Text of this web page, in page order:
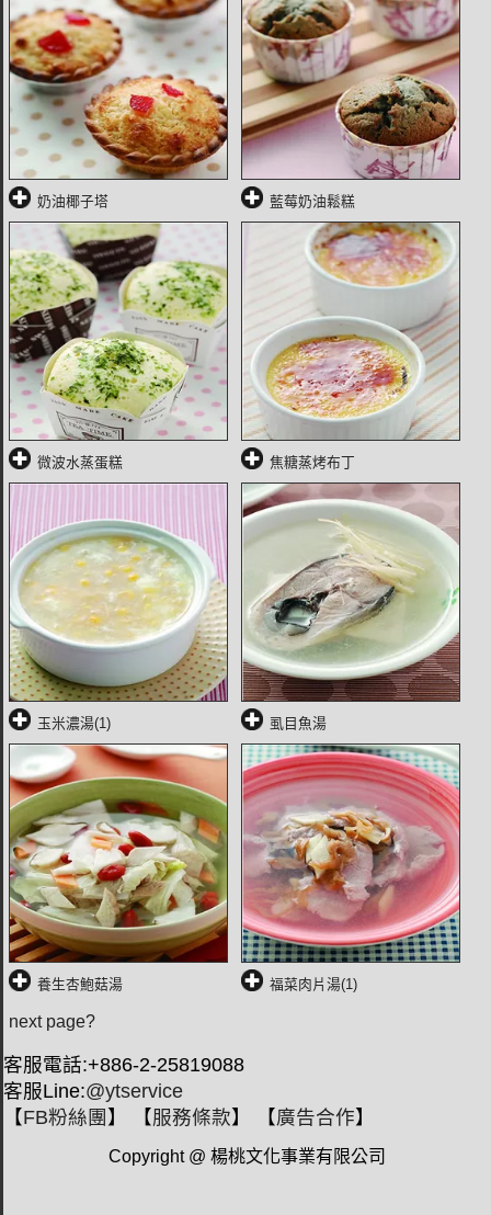
奶油椰子塔 藍莓奶油鬆糕
微波水蒸蛋糕 焦糖蒸烤布丁
玉米濃湯(1) 虱目魚湯
養生杏鮑菇湯 福菜肉片湯(1)
next page?
客服電話:+886-2-25819088
客服Line:@ytservice
【FB粉絲團 】 【服務條款】 【廣告合作】
Copyright @ 楊桃文化事業有限公司